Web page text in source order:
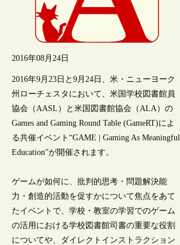
2016年08月24日
2016年9月23日と9月24日、米・ニューヨーク
州ローチェスタにおいて、米国学校図書館員
協会（AASL）と米国図書館協会（ALA）の
Games and Gaming Round Table (GameRT)によ
る共催イベント“GAME | Gaming As Meaningful
Education”が開催されます。
ゲームが如何に、批判的思考・問題解決能
力・創造的活動を促すかについて焦点をあて
たイベントで、学校・教室の学習でのゲーム
の活用における学校図書館司書の重要な役割
についてや、ダイレクトインストラクション